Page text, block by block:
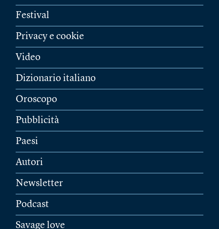
Festival
Privacy e cookie
Video
Dizionario italiano
Oroscopo
Pubblicità
Paesi
Autori
Newsletter
Podcast
Savage love